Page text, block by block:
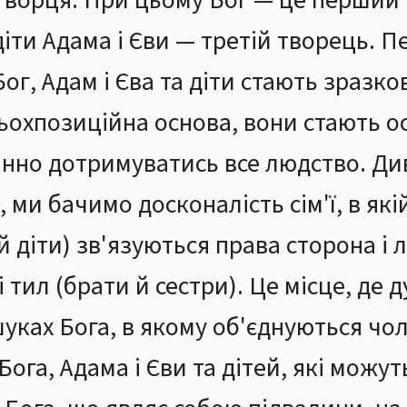
Адама і Єви — третій творець.
Адам і Єва та діти стають
основа, вони стають
дотримуватись все людство.
бачимо досконалість сім'ї, в
зв'язуються права сторона і
(брати й сестри). Це місце, де
Бога, в якому об'єднуються
Адама і Єви та дітей, які